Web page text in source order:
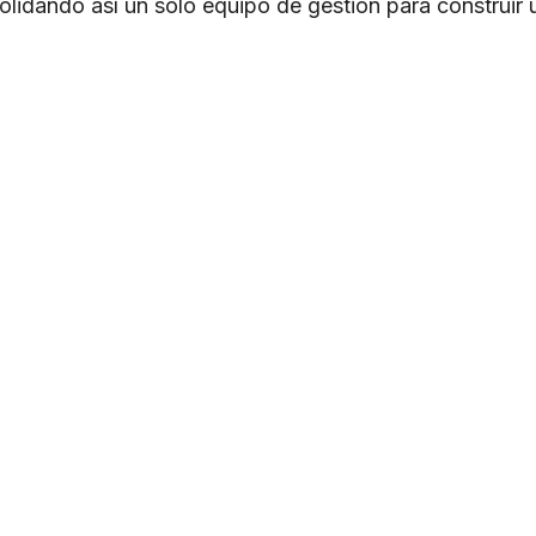
así un solo equipo de gestión para construir